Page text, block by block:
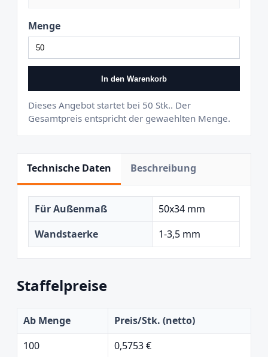
Menge
In den Warenkorb
Dieses Angebot startet bei 50 Stk.. Der
Gesamtpreis entspricht der gewaehlten Menge.
Technische Daten Beschreibung
Für Außenmaß
50x34 mm
Wandstaerke
1-3,5 mm
Staffelpreise
Ab Menge
Preis/Stk. (netto)
100
0,5753 €